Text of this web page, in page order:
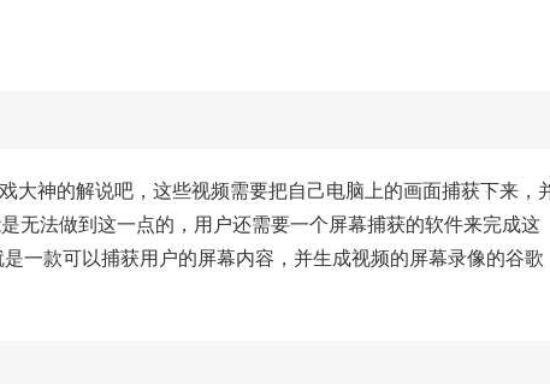
大神的解说吧，这些视频需要把自己电脑上的画面捕获下来，
无法做到这一点的，用户还需要一个屏幕捕获的软件来完成这
一款可以捕获用户的屏幕内容，并生成视频的屏幕录像的谷歌